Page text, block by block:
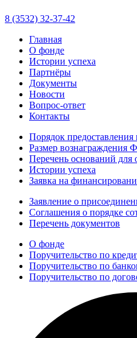
8 (3532) 32-37-42
Главная
О фонде
Истории успеха
Партнёры
Документы
Новости
Вопрос-ответ
Контакты
Порядок предоставления
Размер вознаграждения
Перечень оснований для
Истории успеха
Заявка на
Заявление о
Соглашения о порядке
Перечень документов
О фонде
Поручительство по
Поручительство по
Поручительство по